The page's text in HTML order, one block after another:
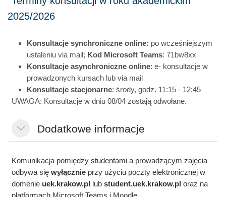
Konsultacje synchroniczne online: po wcześniejszym
ustaleniu via mail; Kod Microsoft Teams: 71bw8xx
Konsultacje asynchroniczne online: e- konsultacje w
prowadzonych kursach lub via mail
Konsultacje stacjonarne: środy, godz. 11:15 - 12:45
UWAGA: Konsultacje w dniu 08/04 zostają odwołane.
MinimalizujDodatkowe informacje
Komunikacja pomiędzy studentami a prowadzącym zajęcia
odbywa się wyłącznieprzy użyciu poczty elektronicznej w
domenie uek.krakow.pl lub student.uek.krakow.pl oraz na
platformach Microsoft Teams i Moodle.